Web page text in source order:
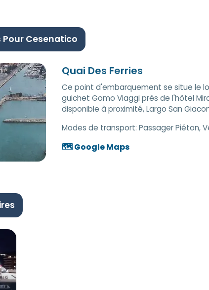
Cesenatico
Quai Des Ferries
Ce point d'embarquement se situe le
guichet Gomo Viaggi près de l'hôtel
disponible à proximité, Largo San
Modes de transport: Passager Piéton,
🗺️ Google Maps